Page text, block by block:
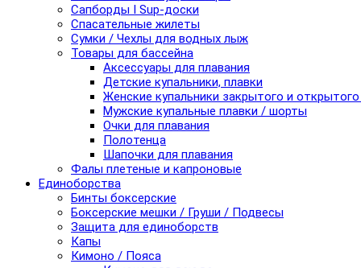
Сапборды I Sup-доски
Спасательные жилеты
Сумки / Чехлы для водных лыж
Товары для бассейна
Аксессуары для плавания
Детские купальники, плавки
Женские купальники закрытого и
Мужские купальные плавки / шорты
Очки для плавания
Полотенца
Шапочки для плавания
Фалы плетеные и капроновые
Единоборства
Бинты боксерские
Боксерские мешки / Груши / Подвесы
Защита для единоборств
Капы
Кимоно / Пояса